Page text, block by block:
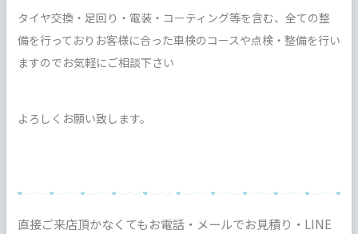
タイヤ交換・足回り・電装・コーティング等を含む、全ての整
備を行っておりお客様に合った車検のコースや点検・整備を行い
ますのでお気軽にご相談下さい
よろしくお願い致します。
直接ご来店頂かなくてもお電話・メールでお見積り・LINE